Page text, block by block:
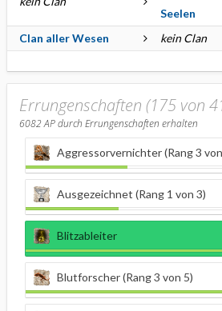
Seelen
Clan aller Wesen kein Clan
Errungenschaften (175 von
6082AP durch Errungenschaften erhalten
Aggressorvernichter (Rang 3
Ausgezeichnet (Rang 1 von 3)
Blitzableiter
Blutforscher (Rang 3 von 5)